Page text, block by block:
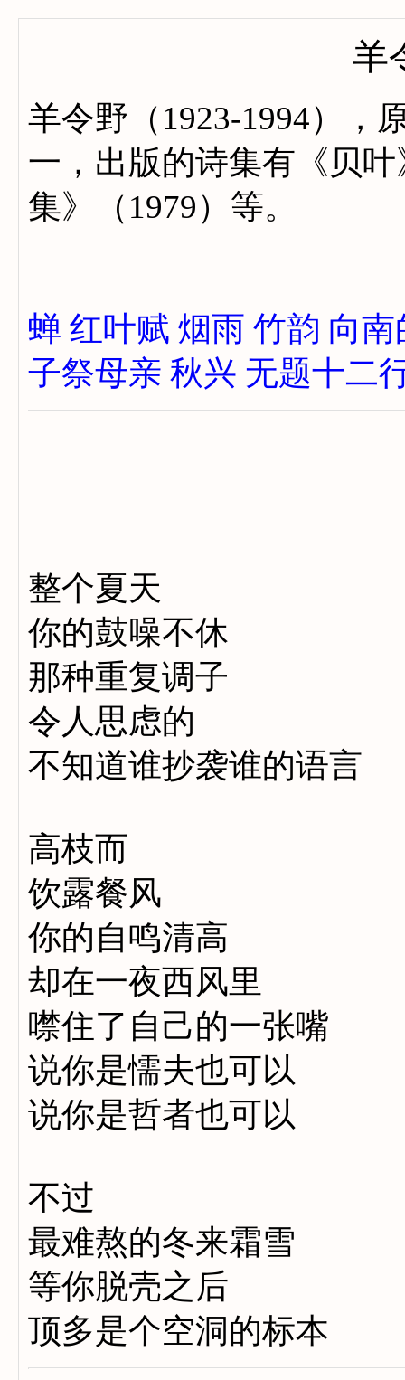
羊
羊令野（1923-1994），
一，出版的诗集有《贝
集》（1979）等。
蝉 红叶赋 烟雨 竹韵 向南
子祭母亲 秋兴 无题十二
整个夏天
你的鼓噪不休
那种重复调子
令人思虑的
不知道谁抄袭谁的语言
高枝而
饮露餐风
你的自鸣清高
却在一夜西风里
噤住了自己的一张嘴
说你是懦夫也可以
说你是哲者也可以
不过
最难熬的冬来霜雪
等你脱壳之后
顶多是个空洞的标本